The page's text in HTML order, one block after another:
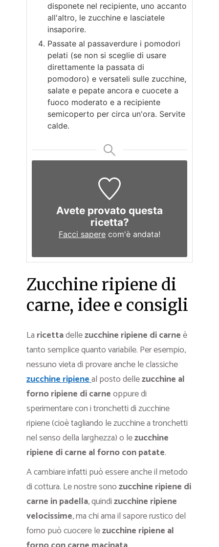
disponete nel recipiente, uno accanto
all'altro, le zucchine e lasciatele
insaporire.
Passate al passaverdure i pomodori
pelati (se non si sceglie di usare
direttamente la passata di
pomodoro) e versateli sulle zucchine,
salate e pepate ancora e cuocete a
fuoco moderato e a recipiente
semicoperto per circa un'ora. Servite
calde.
Avete provato questa
ricetta?
Facci sapere com'è andata!
Zucchine ripiene di
carne, idee e consigli
La ricettadellezucchine ripiene di carneè
tanto semplice quanto variabile. Per esempio,
nessuno vieta di provare anche le classiche
zucchine ripieneal posto dellezucchine al
forno ripiene di carneoppure di
sperimentare con i tronchetti di zucchine
ripiene (cioè tagliando le zucchine a tronchetti
nel senso della larghezza) o lezucchine
ripiene di carne al forno con patate.
A cambiare infatti può essere anche il metodo
di cottura. Le nostre sonozucchine ripiene di
carne in padella, quindizucchine ripiene
velocissime, ma chi ama il sapore rustico del
forno può cuocere lezucchine ripiene al